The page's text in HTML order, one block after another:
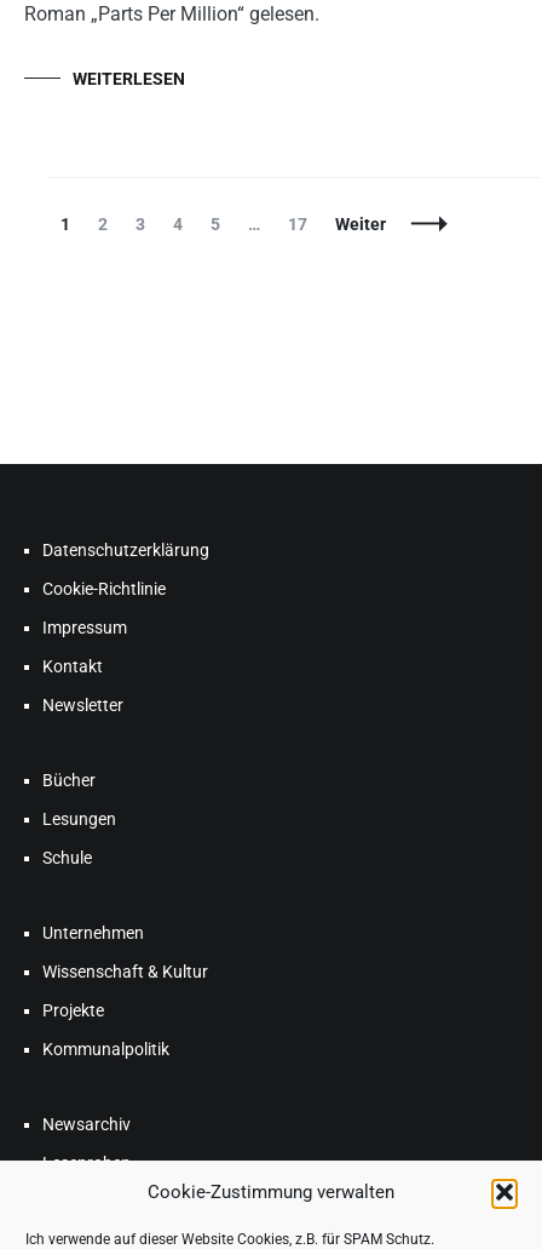
Cookie-Zustimmung verwalten
Ich verwende auf dieser Website Cookies, z.B. für SPAM Schutz.
Roman „Parts Per Million“ gelesen.
WEITERLESEN
1 2 3 4 5 … 17 Weiter
Datenschutzerklärung
Cookie-Richtlinie
Impressum
Kontakt
Newsletter
Bücher
Lesungen
Schule
Unternehmen
Wissenschaft & Kultur
Projekte
Kommunalpolitik
Newsarchiv
Leseproben
FAQ